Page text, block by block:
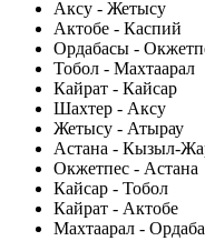
Аксу - Жетысу
Актобе - Каспий
Ордабасы -
Тобол - Махтаарал
Кайрат - Кайсар
Шахтер - Аксу
Жетысу - Атырау
Астана - Кызыл-
Окжетпес - Астана
Кайсар - Тобол
Кайрат - Актобе
Махтаарал -